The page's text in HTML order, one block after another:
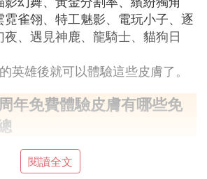
雀翎、特工魅影、電玩小子、逐
、遇見神鹿、龍騎士、貓狗日
英雄後就可以體驗這些皮膚了。
年免費體驗皮膚有哪些免
費體驗皮膚有哪些免費體驗皮膚匯
閱讀全文